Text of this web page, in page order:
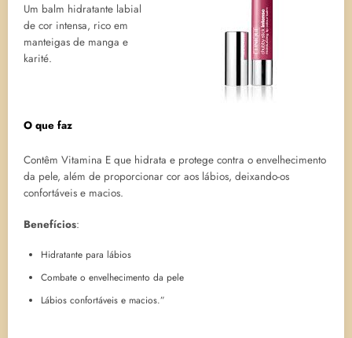
Um balm hidratante labial
de cor intensa, rico em
manteigas de manga e
karité.
O que faz
Contêm Vitamina E que hidrata e protege contra o envelhecimento
da pele, além de proporcionar cor aos lábios, deixando-os
confortáveis e macios.
Benefícios:
Hidratante para lábios
Combate o envelhecimento da pele
Lábios confortáveis e macios.”